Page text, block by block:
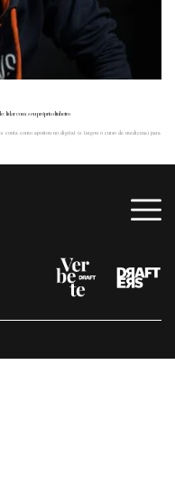
lidar com seu próprio dinheiro
conta como apostou no digital (e largou o curso de medicina) para